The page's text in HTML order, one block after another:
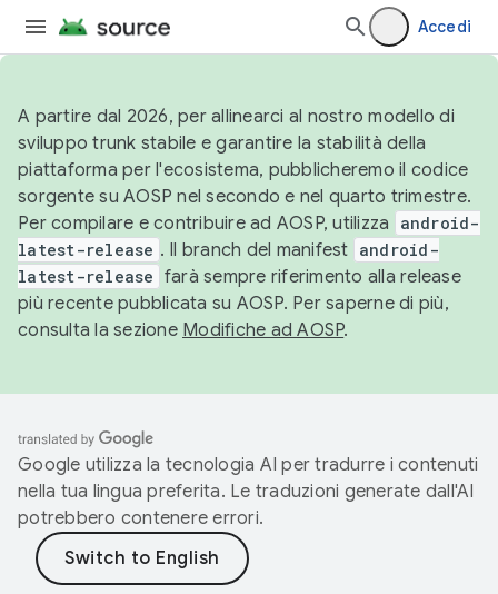
Accedi
A partire dal 2026, per allinearci al nostro modello di
sviluppo trunk stabile e garantire la stabilità della
piattaforma per l'ecosistema, pubblicheremo il codice
sorgente su AOSP nel secondo e nel quarto trimestre.
Per compilare e contribuire ad AOSP, utilizza
android-
latest-release . Il branch del manifest android-
latest-release farà sempre riferimento alla release
più recente pubblicata su AOSP. Per saperne di più,
consulta la sezione Modifiche ad AOSP.
Google utilizza la tecnologia AI per tradurre i contenuti
nella tua lingua preferita. Le traduzioni generate dall'AI
potrebbero contenere errori.